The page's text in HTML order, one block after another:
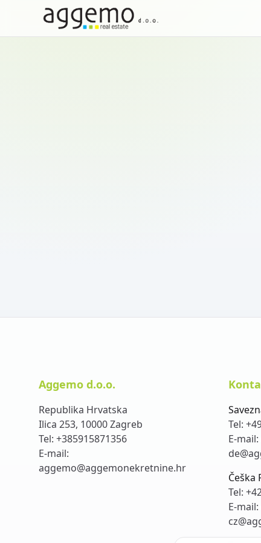
Aggemo d.o.o.
Republika Hrvatska
Ilica 253, 10000 Zagreb
Tel: +385915871356
E-mail:
aggemo@aggemonekretnine.hr
Tel:
E-mail:
Češka
Tel:
E-mail: